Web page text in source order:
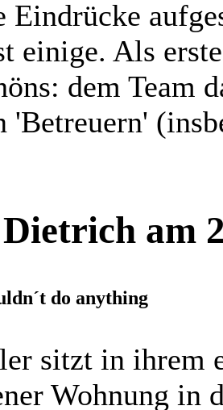
Eindrücke
einige. Als
dem Team
'Betreuern'
am
do anything
sitzt in ihrem
Wohnung in